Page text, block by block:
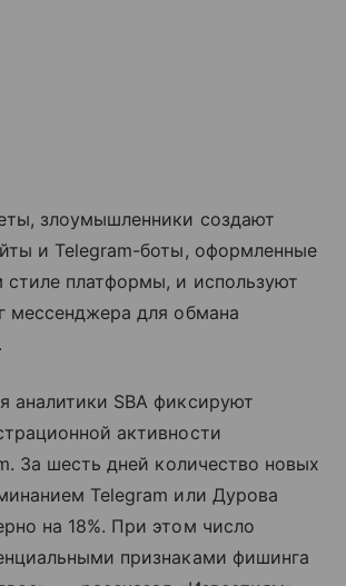
злоумышленники создают
и Telegram-боты, оформленные
платформы, и используют
мессенджера для обмана
аналитики SBA фиксируют
активности
За шесть дней количество новых
Telegram или Дурова
на 18%. При этом число
признаками фишинга